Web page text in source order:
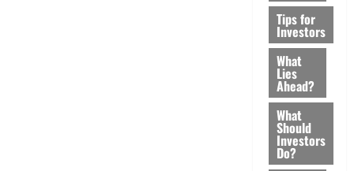
Tips for
Investors
What
Lies
Ahead?
What
Should
Investors
Do?